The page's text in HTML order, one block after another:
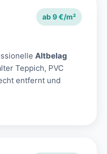
ab 9 €/m²
Altbelag
Teppich, PVC
entfernt und